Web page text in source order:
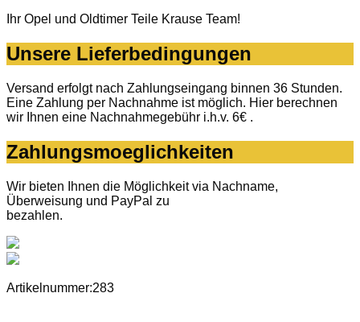
Ihr Opel und Oldtimer Teile Krause Team!
Unsere Lieferbedingungen
Versand erfolgt nach Zahlungseingang binnen 36 Stunden.
Eine Zahlung per Nachnahme ist möglich. Hier berechnen
wir Ihnen eine Nachnahmegebühr i.h.v. 6€ .
Zahlungsmoeglichkeiten
Wir bieten Ihnen die Möglichkeit via Nachname,
Überweisung und PayPal zu
bezahlen.
Artikelnummer:283